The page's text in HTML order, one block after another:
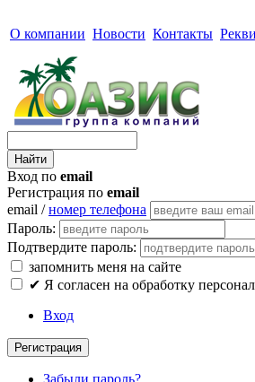
О компании Новости Контакты
Вход по email
Регистрация по email
email /номер телефона
Пароль:
Подтвердите пароль:
запомнить меня на сайте
✔ Я согласен на обработку
Вход
Регистрация
Забыли пароль?